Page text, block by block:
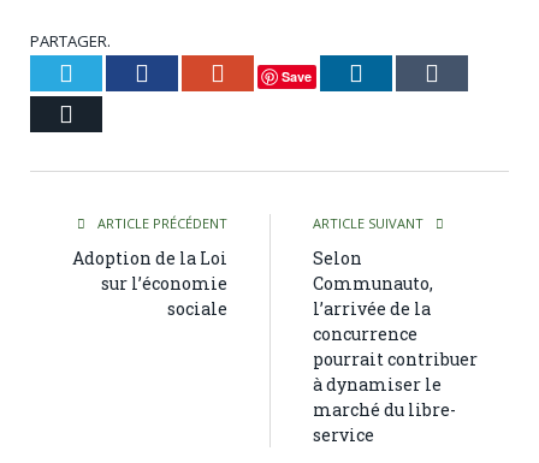
PARTAGER.
Twitter Facebook Google+
Save LinkedIn
ARTICLE PRÉCÉDENT
Adoption de la Loi
sur l’économie
sociale
ARTICLE SUIVANT
Selon
Communauto,
l’arrivée de la
concurrence
pourrait contribuer
à dynamiser le
marché du libre-
service